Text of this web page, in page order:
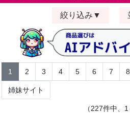
絞り込み
1 2 3 4 5 6 7 8
姉妹サイト
（227件中、1